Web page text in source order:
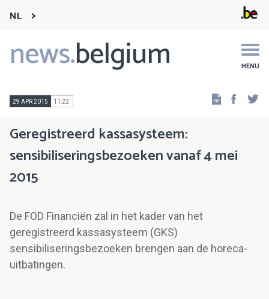
NL
news.belgium MENU
Main
navigation
29 APR 2015 11:22
Geregistreerd kassasysteem:
sensibiliseringsbezoeken vanaf 4 mei
2015
De FOD Financiën zal in het kader van het
geregistreerd kassasysteem (GKS)
sensibiliseringsbezoeken brengen aan de horeca-
uitbatingen.